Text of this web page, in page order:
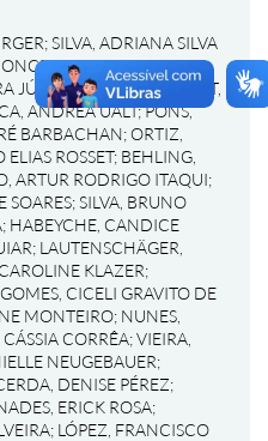
;SILVA, ADRIANA SILVA
DE;GOMES,
JÚNIOR, ALÉRCIO; BONAT,
ANDREA UALT;PONS,
BARBACHAN;ORTIZ,
ROSSET; BEHLING,
ARTUR RODRIGO ITAQUI;
SOARES;SILVA, BRUNO
; HABEYCHE, CANDICE
; LAUTENSCHÄGER,
KLAZER;
GOMES, CICELI GRAVITO DE
MONTEIRO; NUNES,
CÁSSIA CORRÊA;VIEIRA,
NEUGEBAUER;
DENISE PÉREZ;
ERICK ROSA;
; LÓPEZ, FRANCISCO